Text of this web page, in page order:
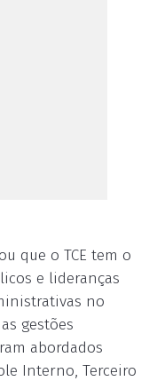
que o TCE tem o
e lideranças
no
gestões
abordados
Interno, Terceiro